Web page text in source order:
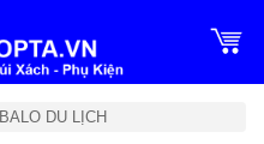
BALO DU LỊCH